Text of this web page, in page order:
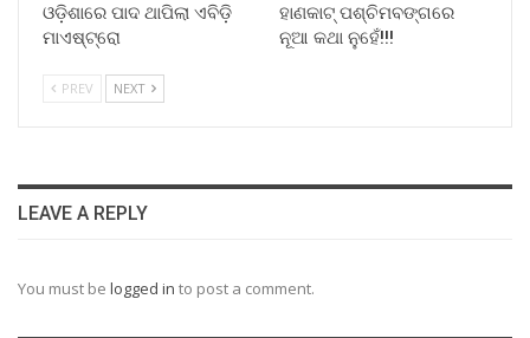
ଓଡ଼ିଶାରେ ପାଦ ଥାପିଲା ଏବିଡ଼ି
ମାଏଷ୍ଟ୍ରୋ
ହାଣକାଟ୍‌ ପଶ୍ଚିମବଙ୍ଗରେ
ନୂଆ କଥା ନୁହେଁ!!!
PREV NEXT
LEAVE A REPLY
You must be logged in to post a comment.